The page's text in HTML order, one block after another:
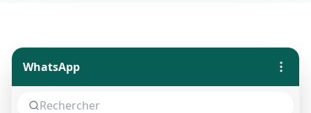
WhatsApp